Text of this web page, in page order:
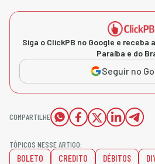
Siga o ClickPB no Google e receba
Paraíba e do
Seguir no
COMPARTILHE
TÓPICOS NESSE ARTIGO:
BOLETO CREDITO DÉBITOS